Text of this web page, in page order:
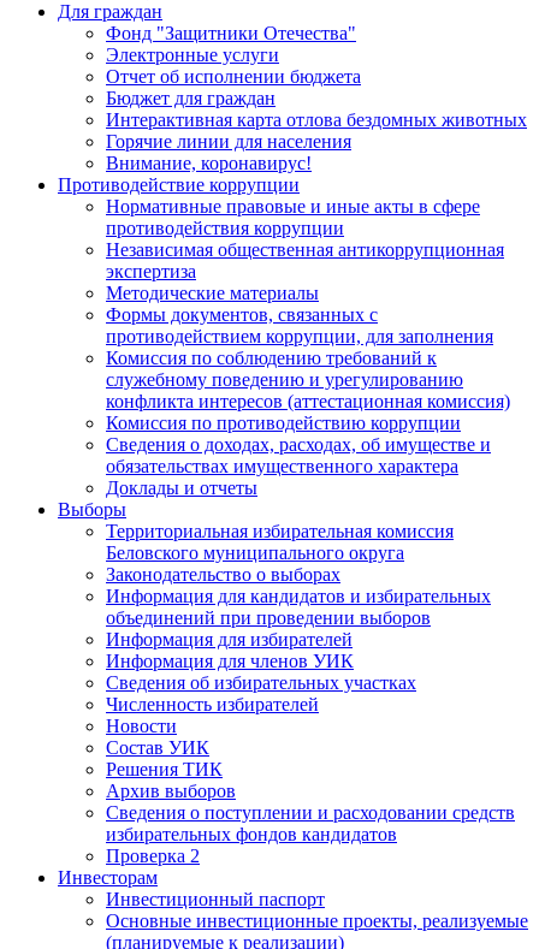
Для граждан
Фонд "Защитники Отечества"
Электронные услуги
Отчет об исполнении бюджета
Бюджет для граждан
Интерактивная карта отлова бездомных животных
Горячие линии для населения
Внимание, коронавирус!
Противодействие коррупции
Нормативные правовые и иные акты в сфере
противодействия коррупции
Независимая общественная антикоррупционная
экспертиза
Методические материалы
Формы документов, связанных с
противодействием коррупции, для заполнения
Комиссия по соблюдению требований к
служебному поведению и урегулированию
конфликта интересов (аттестационная комиссия)
Комиссия по противодействию коррупции
Сведения о доходах, расходах, об имуществе и
обязательствах имущественного характера
Доклады и отчеты
Выборы
Территориальная избирательная комиссия
Беловского муниципального округа
Законодательство о выборах
Информация для кандидатов и избирательных
объединений при проведении выборов
Информация для избирателей
Информация для членов УИК
Сведения об избирательных участках
Численность избирателей
Новости
Состав УИК
Решения ТИК
Архив выборов
Сведения о поступлении и расходовании средств
избирательных фондов кандидатов
Проверка 2
Инвесторам
Инвестиционный паспорт
Основные инвестиционные проекты, реализуемые
(планируемые к реализации)